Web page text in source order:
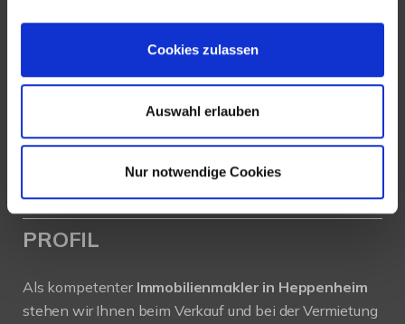
Cookies zulassen
Auswahl erlauben
Nur notwendige Cookies
Tel.:+49 6252-305 89 41
Fax: +49 6252-305 89 42
E-Mail:info@new-place-immobilien.com
www.new-place-immobilien.com
PROFIL
Als kompetenter Immobilienmakler in Heppenheim
stehen wir Ihnen beim Verkauf und bei der Vermietung